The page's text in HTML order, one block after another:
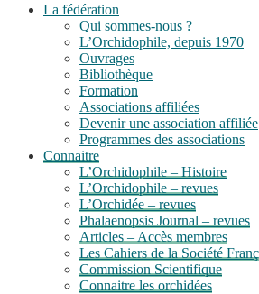
La fédération
Qui sommes-nous ?
L’Orchidophile, depuis 1970
Ouvrages
Bibliothèque
Formation
Associations affiliées
Devenir une association affiliée
Programmes des associations
Connaitre
L’Orchidophile – Histoire
L’Orchidophile – revues
L’Orchidée – revues
Phalaenopsis Journal – revues
Articles – Accès membres
Les Cahiers de la Société
Commission Scientifique
Connaitre les orchidées